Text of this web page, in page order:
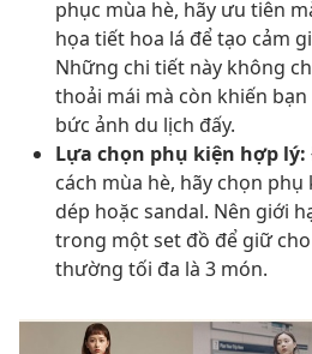
phục mùa hè, hãy ưu tiên
họa tiết hoa lá để tạo cảm
Những chi tiết này không
thoải mái mà còn khiến
bức ảnh du lịch đấy.
Lựa chọn phụ kiện hợp lý:
cách mùa hè, hãy chọn
dép hoặc sandal. Nên giới
trong một set đồ để giữ
thường tối đa là 3 món.